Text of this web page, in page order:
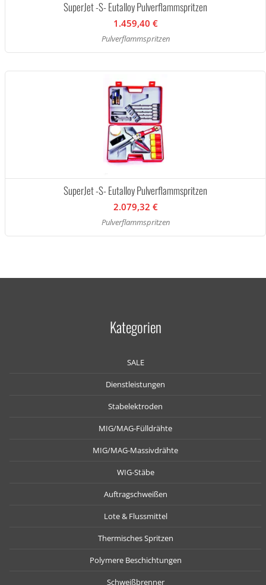
SuperJet -S- Eutalloy Pulverflammspritzen
1.459,40 €
Pulverflammspritzen
SuperJet -S- Eutalloy Pulverflammspritzen
2.079,32 €
Pulverflammspritzen
Kategorien
SALE
Dienstleistungen
Stabelektroden
MIG/MAG-Fülldrähte
MIG/MAG-Massivdrähte
WIG-Stäbe
Auftragschweißen
Lote & Flussmittel
Thermisches Spritzen
Polymere Beschichtungen
Schweißbrenner